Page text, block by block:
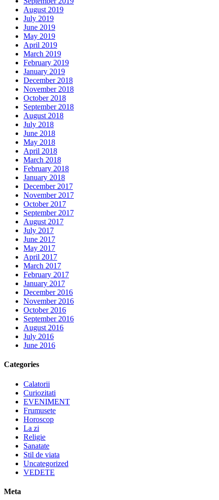
August 2019
July 2019
June 2019
May 2019
April 2019
March 2019
February 2019
January 2019
December 2018
November 2018
October 2018
September 2018
August 2018
July 2018
June 2018
May 2018
April 2018
March 2018
February 2018
January 2018
December 2017
November 2017
October 2017
September 2017
August 2017
July 2017
June 2017
May 2017
April 2017
March 2017
February 2017
January 2017
December 2016
November 2016
October 2016
September 2016
August 2016
July 2016
June 2016
Categories
Calatorii
Curiozitati
EVENIMENT
Frumusete
Horoscop
La zi
Religie
Sanatate
Stil de viata
Uncategorized
VEDETE
Meta